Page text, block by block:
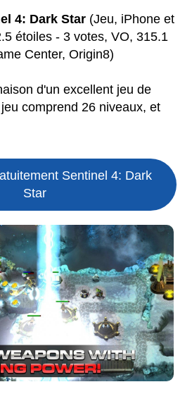
4: Dark Star (Jeu, iPhone et
étoiles - 3 votes, VO, 315.1
Center, Origin8)
d'un excellent jeu de
comprend 26 niveaux, et
Sentinel 4: Dark
Star